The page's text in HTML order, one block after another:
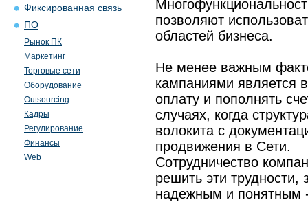
Фиксированная связь
ПО
Рынок ПК
Маркетинг
Торговые сети
Оборудование
Outsourcing
Кадры
Регулирование
Финансы
Web
позволяют
областей бизнеса.
Не менее важным
кампаниями является
оплату и пополнять
случаях, когда
волокита с
продвижения в Сети.
Сотрудничество
решить эти
надежным и понятным